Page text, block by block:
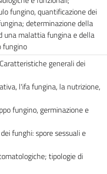
fungino, quantificazione dei
determinazione della
una malattia fungina e della
fungino
generali dei
l'ifa fungina, la nutrizione,
fungino, germinazione e
funghi: spore sessuali e
tipologie di